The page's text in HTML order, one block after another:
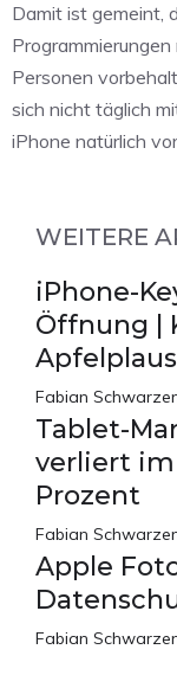
Damit ist gemeint,
Personen
sich nicht täglich
iPhone natürlich
WEITERE
iPhone-
Öffnung |
Fabian
Tablet-
verliert im
Prozent
Fabian
Apple
Fabian